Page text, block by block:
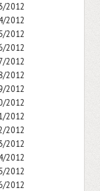
2012
2012
2012
2012
2012
2012
2012
2012
2012
2012
2012
2012
2012
2012